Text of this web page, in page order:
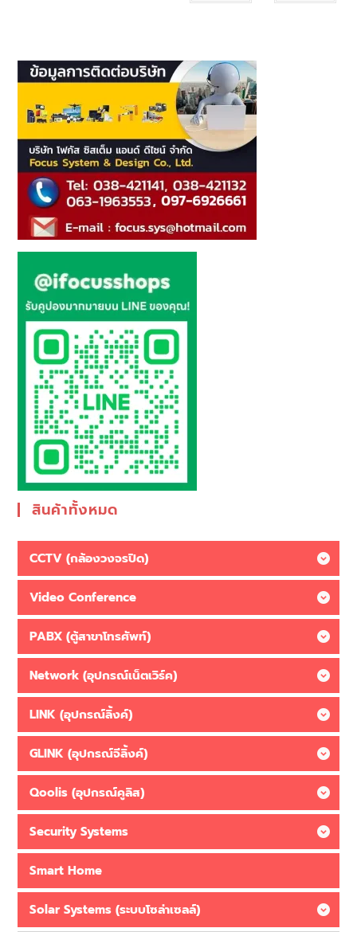
สินค้าทั้งหมด
CCTV (กล้องวงจรปิด)
Video Conference
PABX (ตู้สาขาโทรศัพท์)
Network (อุปกรณ์เน็ตเวิร์ค)
LINK (อุปกรณ์ลิ้งค์)
GLINK (อุปกรณ์จีลิ้งค์)
Qoolis (อุปกรณ์คูลิส)
Security Systems
Smart Home
Solar Systems (ระบบโซล่าเซลล์)